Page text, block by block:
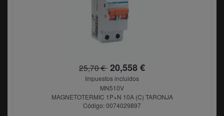
25,70 € 20,558 €
Impuestos incluidos
MN510V
MAGNETOTERMIC 1P+N 10A (C) TARONJA
Código: 0074029897